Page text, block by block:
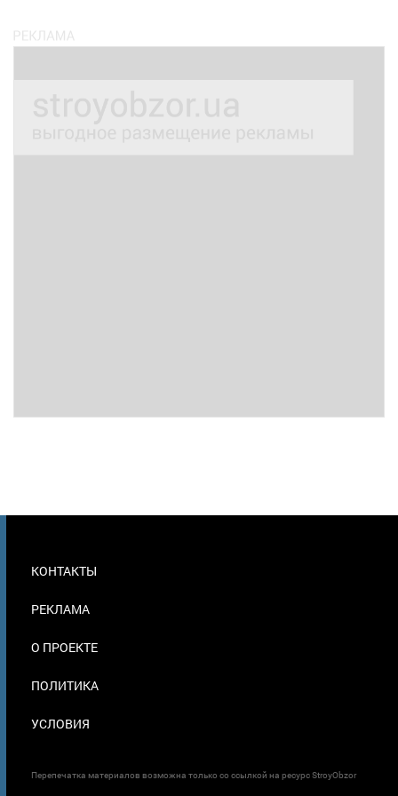
В
КОНТАКТЫ
РЕКЛАМА
О ПРОЕКТЕ
ПОЛИТИКА
УСЛОВИЯ
Перепечатка материалов возможна только со ссылкой на ресурс StroyObzor